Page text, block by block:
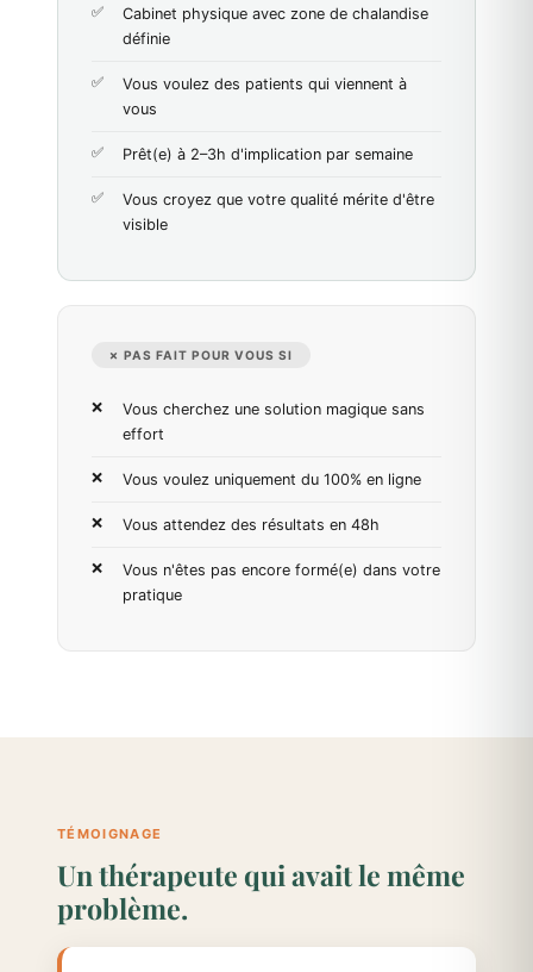
Cabinet physique avec zone de chalandise
définie
Vous voulez des patients qui viennent à
vous
Prêt(e) à 2–3h d'implication par semaine
Vous croyez que votre qualité mérite d'être
visible
✗ PAS FAIT POUR VOUS SI
Vous cherchez une solution magique sans
effort
Vous voulez uniquement du 100% en ligne
Vous attendez des résultats en 48h
Vous n'êtes pas encore formé(e) dans votre
pratique
TÉMOIGNAGE
Un thérapeute qui avait le même
problème.